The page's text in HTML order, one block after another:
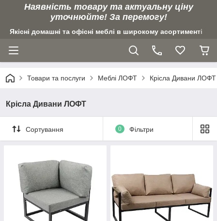
Наявність товару та актуальну ціну
уточнюйте! За перемогу!
Якісні домашні та офісні меблі в широкому асортименті
Товари та послуги Меблі ЛОФТ Крісла Дивани ЛОФТ
Крісла Дивани ЛОФТ
Сортування 0 Фільтри